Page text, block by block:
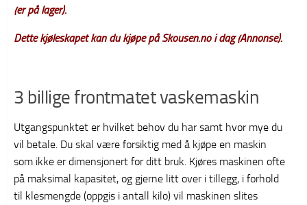
(er på lager).
Dette kjøleskapet kan du kjøpe på Skousen.no i dag (Annonse).
3 billige frontmatet vaskemaskin
Utgangspunktet er hvilket behov du har samt hvor mye du
vil betale. Du skal være forsiktig med å kjøpe en maskin
som ikke er dimensjonert for ditt bruk. Kjøres maskinen ofte
på maksimal kapasitet, og gjerne litt over i tillegg, i forhold
til klesmengde (oppgis i antall kilo) vil maskinen slites